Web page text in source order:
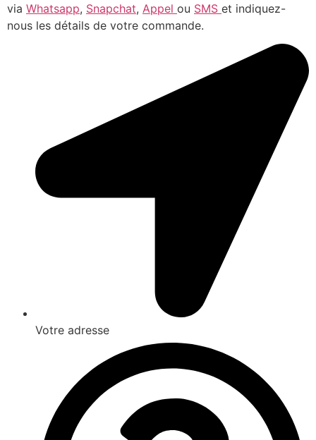
via Whatsapp, Snapchat, Appel ou SMS et indiquez-
nous les détails de votre commande.
Votre adresse